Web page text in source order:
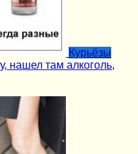
Курьёзы
нашел там алкоголь,